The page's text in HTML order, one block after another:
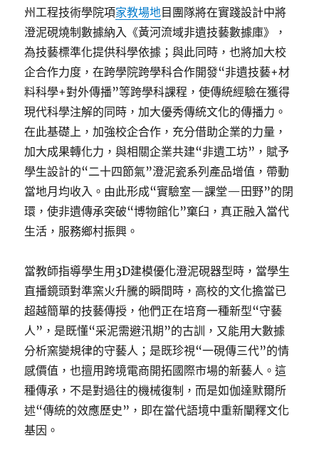
州工程技術學院項家教場地目團隊將在實踐設計中將
澄泥硯燒制數據納入《黃河流域非遺技藝數據庫》，
為技藝標準化提供科學依據；與此同時，也將加大校
企合作力度，在跨學院跨學科合作開發“非遺技藝+材
料科學+對外傳播”等跨學科課程，使傳統經驗在獲得
現代科學注解的同時，加大優秀傳統文化的傳播力。
在此基礎上，加強校企合作，充分借助企業的力量，
加大成果轉化力，與相關企業共建“非遺工坊”，賦予
學生設計的“二十四節氣”澄泥瓷系列產品增值，帶動
當地月均收入。由此形成“實驗室—課堂—田野”的閉
環，使非遺傳承突破“博物館化”窠臼，真正融入當代
生活，服務鄉村振興。
當教師指導學生用3D建模優化澄泥硯器型時，當學生
直播鏡頭對準窯火升騰的瞬間時，高校的文化擔當已
超越簡單的技藝傳授，他們正在培育一種新型“守藝
人”，是既懂“采泥需避汛期”的古訓，又能用大數據
分析窯變規律的守藝人；是既珍視“一硯傳三代”的情
感價值，也擅用跨境電商開拓國際市場的新藝人。這
種傳承，不是對過往的機械復制，而是如伽達默爾所
述“傳統的效應歷史”，即在當代語境中重新闡釋文化
基因。